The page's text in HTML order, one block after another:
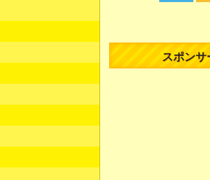
スポン